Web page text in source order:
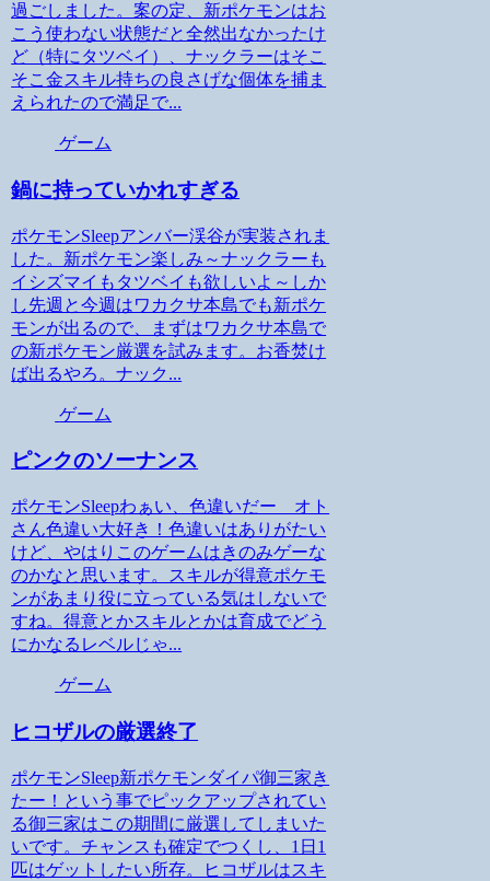
過ごしました。案の定、新ポケモンはお
こう使わない状態だと全然出なかったけ
ど（特にタツベイ）、ナックラーはそこ
そこ金スキル持ちの良さげな個体を捕ま
えられたので満足で...
ゲーム
鍋に持っていかれすぎる
ポケモンSleepアンバー渓谷が実装されま
した。新ポケモン楽しみ～ナックラーも
イシズマイもタツベイも欲しいよ～しか
し先週と今週はワカクサ本島でも新ポケ
モンが出るので、まずはワカクサ本島で
の新ポケモン厳選を試みます。お香焚け
ば出るやろ。ナック...
ゲーム
ピンクのソーナンス
ポケモンSleepわぁい、色違いだー オト
さん色違い大好き！色違いはありがたい
けど、やはりこのゲームはきのみゲーな
のかなと思います。スキルが得意ポケモ
ンがあまり役に立っている気はしないで
すね。得意とかスキルとかは育成でどう
にかなるレベルじゃ...
ゲーム
ヒコザルの厳選終了
ポケモンSleep新ポケモンダイパ御三家き
たー！という事でピックアップされてい
る御三家はこの期間に厳選してしまいた
いです。チャンスも確定でつくし、1日1
匹はゲットしたい所存。ヒコザルはスキ